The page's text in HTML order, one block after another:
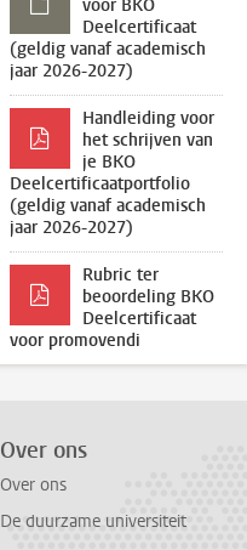
voor BKO
Deelcertificaat
(geldig vanaf academisch
jaar 2026-2027)
Handleiding voor
het schrijven van
je BKO
Deelcertificaatportfolio
(geldig vanaf academisch
jaar 2026-2027)
Rubric ter
beoordeling BKO
Deelcertificaat
voor promovendi
Over ons
Over ons
De duurzame universiteit